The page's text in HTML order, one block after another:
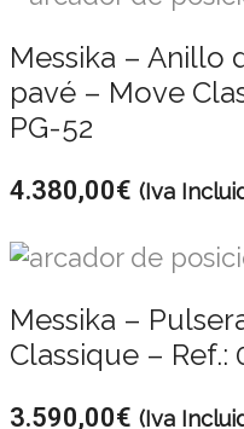
Messika – Anillo
pavé – Move
PG-52
4.380,00€ (Iva
Messika –
Classique – Ref.:
3.590,00€ (Iva